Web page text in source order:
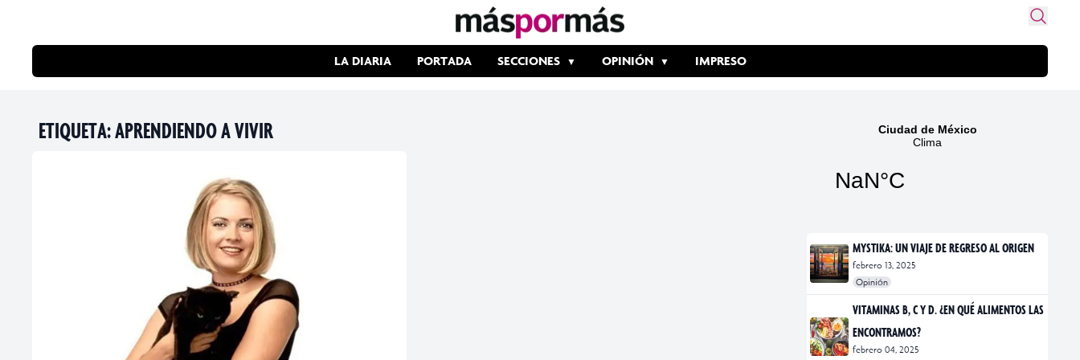
LA DIARIA PORTADA SECCIONES OPINIÓN IMPRESO
ETIQUETA:APRENDIENDO A VIVIR
MYSTIKA: UN VIAJE DE REGRESO AL ORIGEN
febrero 13, 2025
Opinión
#exposiciones
#fotografía
VITAMINAS B, C Y D. ¿EN QUÉ ALIMENTOS LAS
ENCONTRAMOS?
febrero 04, 2025